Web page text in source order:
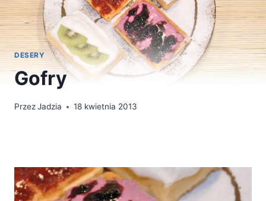
DESERY
Gofry
PrzezJadzia 18 kwietnia 2013